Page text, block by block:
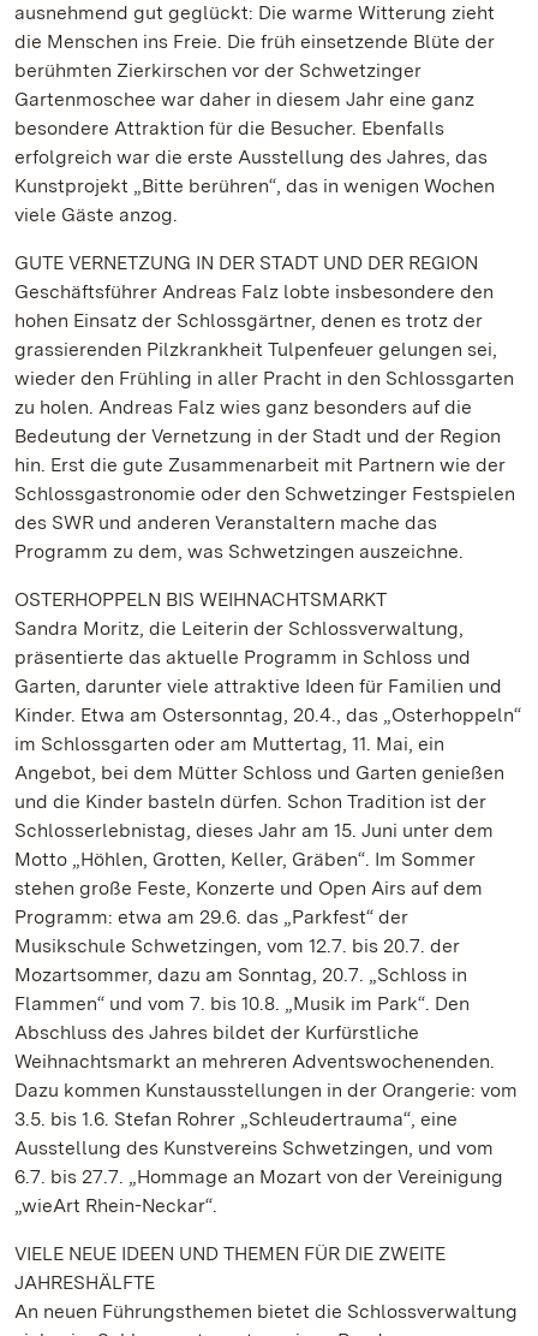
ausnehmend gut geglückt: Die warme Witterung zieht
die Menschen ins Freie. Die früh einsetzende Blüte der
berühmten Zierkirschen vor der Schwetzinger
Gartenmoschee war daher in diesem Jahr eine ganz
besondere Attraktion für die Besucher. Ebenfalls
erfolgreich war die erste Ausstellung des Jahres, das
Kunstprojekt „Bitte berühren“, das in wenigen Wochen
viele Gäste anzog.
GUTE VERNETZUNG IN DER STADT UND DER REGION
Geschäftsführer Andreas Falz lobte insbesondere den
hohen Einsatz der Schlossgärtner, denen es trotz der
grassierenden Pilzkrankheit Tulpenfeuer gelungen sei,
wieder den Frühling in aller Pracht in den Schlossgarten
zu holen. Andreas Falz wies ganz besonders auf die
Bedeutung der Vernetzung in der Stadt und der Region
hin. Erst die gute Zusammenarbeit mit Partnern wie der
Schlossgastronomie oder den Schwetzinger Festspielen
des SWR und anderen Veranstaltern mache das
Programm zu dem, was Schwetzingen auszeichne.
OSTERHOPPELN BIS WEIHNACHTSMARKT
Sandra Moritz, die Leiterin der Schlossverwaltung,
präsentierte das aktuelle Programm in Schloss und
Garten, darunter viele attraktive Ideen für Familien und
Kinder. Etwa am Ostersonntag, 20.4., das „Osterhoppeln“
im Schlossgarten oder am Muttertag, 11. Mai, ein
Angebot, bei dem Mütter Schloss und Garten genießen
und die Kinder basteln dürfen. Schon Tradition ist der
Schlosserlebnistag, dieses Jahr am 15. Juni unter dem
Motto „Höhlen, Grotten, Keller, Gräben“. Im Sommer
stehen große Feste, Konzerte und Open Airs auf dem
Programm: etwa am 29.6. das „Parkfest“ der
Musikschule Schwetzingen, vom 12.7. bis 20.7. der
Mozartsommer, dazu am Sonntag, 20.7. „Schloss in
Flammen“ und vom 7. bis 10.8. „Musik im Park“. Den
Abschluss des Jahres bildet der Kurfürstliche
Weihnachtsmarkt an mehreren Adventswochenenden.
Dazu kommen Kunstausstellungen in der Orangerie: vom
3.5. bis 1.6. Stefan Rohrer „Schleudertrauma“, eine
Ausstellung des Kunstvereins Schwetzingen, und vom
6.7. bis 27.7. „Hommage an Mozart von der Vereinigung
„wieArt Rhein-Neckar“.
VIELE NEUE IDEEN UND THEMEN FÜR DIE ZWEITE
JAHRESHÄLFTE
An neuen Führungsthemen bietet die Schlossverwaltung